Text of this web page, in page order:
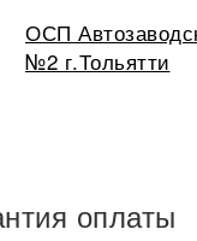
ОСП
№2 г.Тольятти
оплаты